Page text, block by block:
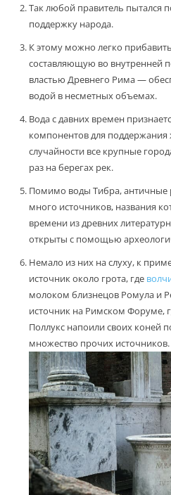
Так любой правитель пытался
поддержку народа.
К этому можно легко
составляющую во внутренней
властью Древнего Рима —
водой в несметных объемах.
Вода с давних времен
компонентов для поддержания
случайности все крупные
раз на берегах рек.
Помимо воды Тибра, античные
много источников, названия
времени из древних
открыты с помощью
Немало из них на слуху, к
источник около грота, где
молоком близнецов Ромула и
источник на Римском Форуме,
Поллукс напоили своих коней
множество прочих источников.